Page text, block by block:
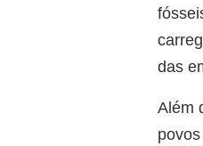
das
Além